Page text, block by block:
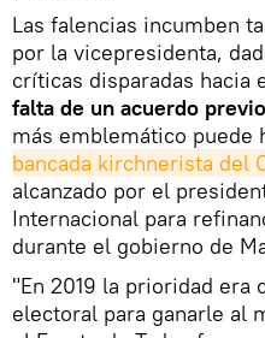
Las falencias incumben
por la vicepresidenta,
críticas disparadas hacia
falta de un acuerdo previo
más emblemático puede
bancada kirchnerista del
alcanzado por el
Internacional para
durante el gobierno de
"En 2019 la prioridad era
electoral para ganarle al